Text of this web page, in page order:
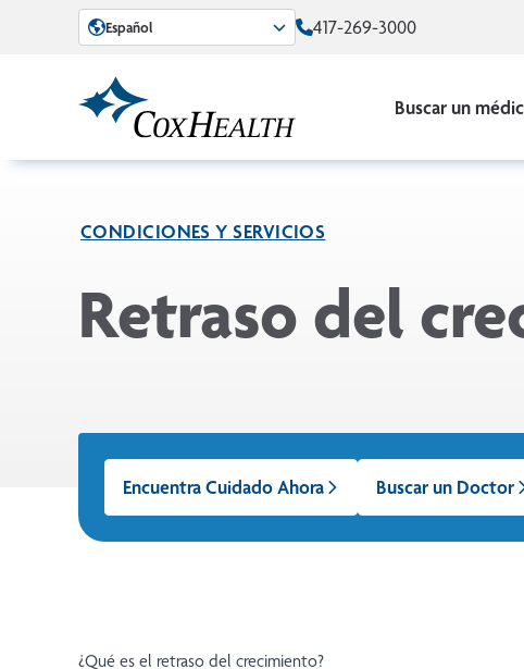
Skip to Main Content
Español 417-269-3000
Buscar un
CONDICIONES Y SERVICIOS
Retraso del
Encuentra Cuidado Ahora Buscar un Doctor
¿Qué es el retraso del crecimiento?